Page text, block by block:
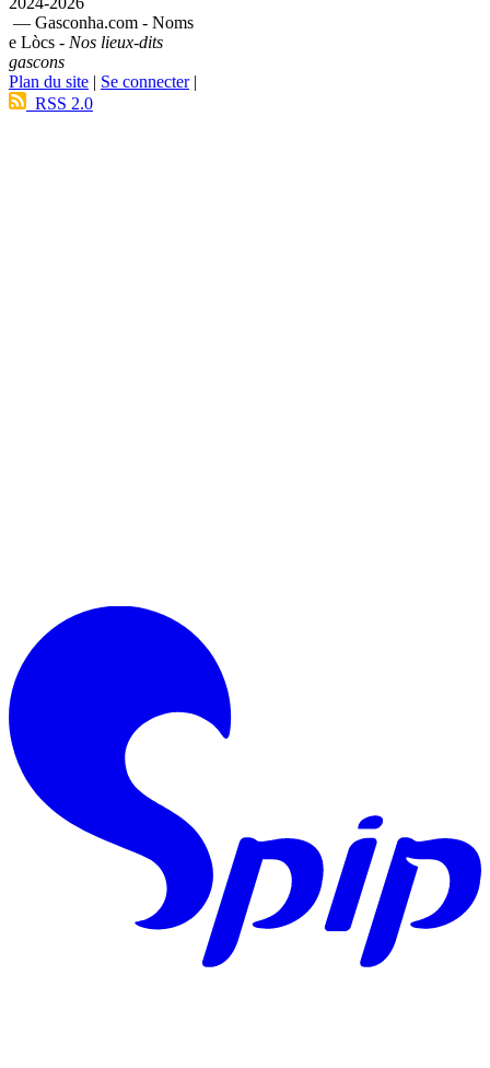
— Gasconha.com - Noms
e Lòcs - Nos lieux-dits
gascons
Plan du site | Se connecter|
RSS 2.0